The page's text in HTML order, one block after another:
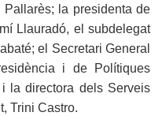
Pallarès; la presidenta de
Llauradó, el subdelegat
el Secretari General
i de Polítiques
la directora dels Serveis
Trini Castro.